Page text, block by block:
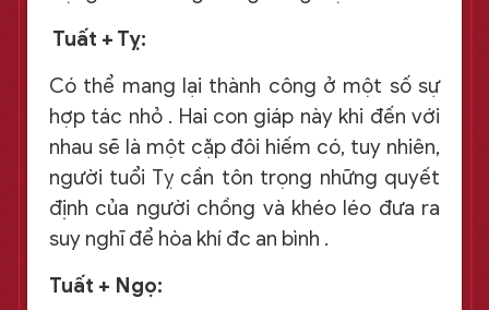
Tuất + Tỵ:
Có thể mang lại thành công ở một số sự
hợp tác nhỏ . Hai con giáp này khi đến với
nhau sẽ là một cặp đôi hiếm có, tuy nhiên,
người tuổi Tỵ cần tôn trọng những quyết
định của người chồng và khéo léo đưa ra
suy nghĩ để hòa khí đc an bình .
Tuất + Ngọ: